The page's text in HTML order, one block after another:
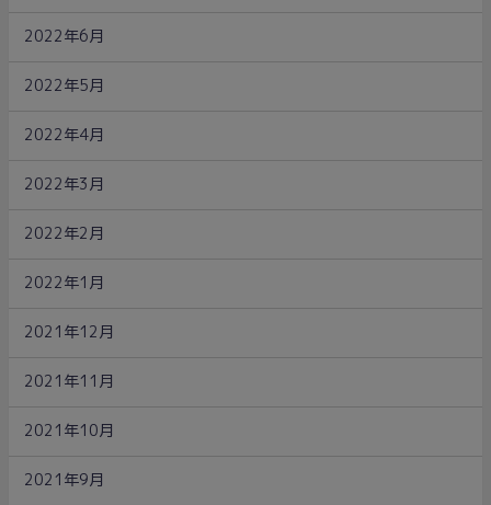
2022年6月
2022年5月
2022年4月
2022年3月
2022年2月
2022年1月
2021年12月
2021年11月
2021年10月
2021年9月